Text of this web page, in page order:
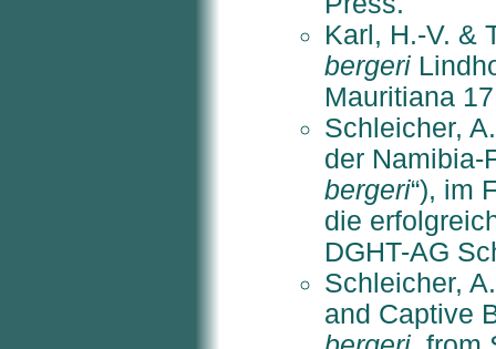
Karl, H.-V. &
bergeri
Mauritiana
Schleicher,
der
bergeri“), im
die
DGHT-AG
Schleicher,
and Captive